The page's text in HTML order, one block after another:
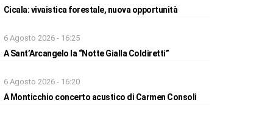
Cicala: vivaistica forestale, nuova opportunità
6 Agosto 2026 - 16:25
A Sant’Arcangelo la “Notte Gialla Coldiretti”
6 Agosto 2026 - 16:20
A Monticchio concerto acustico di Carmen Consoli